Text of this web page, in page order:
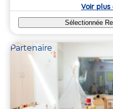
Voir
Sélectionnée
Partenaire